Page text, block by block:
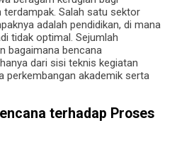
terdampak. Salah satu sektor
adalah pendidikan, di mana
tidak optimal. Sejumlah
bagaimana bencana
dari sisi teknis kegiatan
perkembangan akademik serta
terhadap Proses